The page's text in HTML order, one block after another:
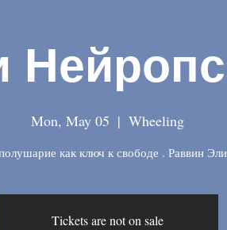
Mon, May 05
  |
Wheeling
как ключ к свободе . Раввин
Tickets are not on sale